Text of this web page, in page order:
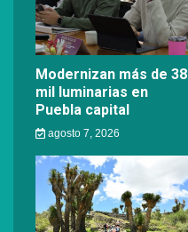
Modernizan más de 38
mil luminarias en
Puebla capital
agosto 7, 2026